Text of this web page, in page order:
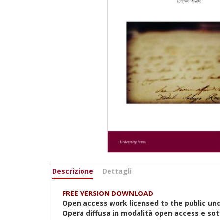
Informazioni
Descrizione (scheda
Dettagli
FREE VERSION DOWNLOAD
Open access work licensed to the public
Opera diffusa in modalità open access e